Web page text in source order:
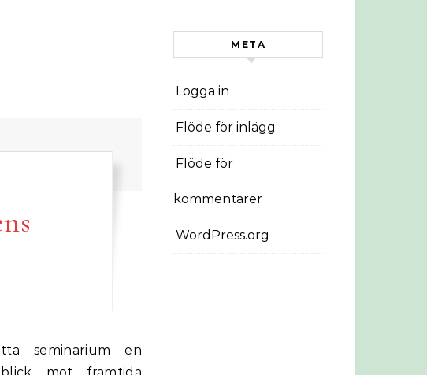
META
Logga in
Flöde för inlägg
Flöde för
kommentarer
WordPress.org